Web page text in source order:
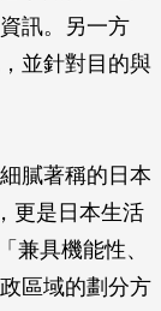
訊。另一方
並針對目的與
膩著稱的日本
更是日本生活
兼具機能性、
區域的劃分方